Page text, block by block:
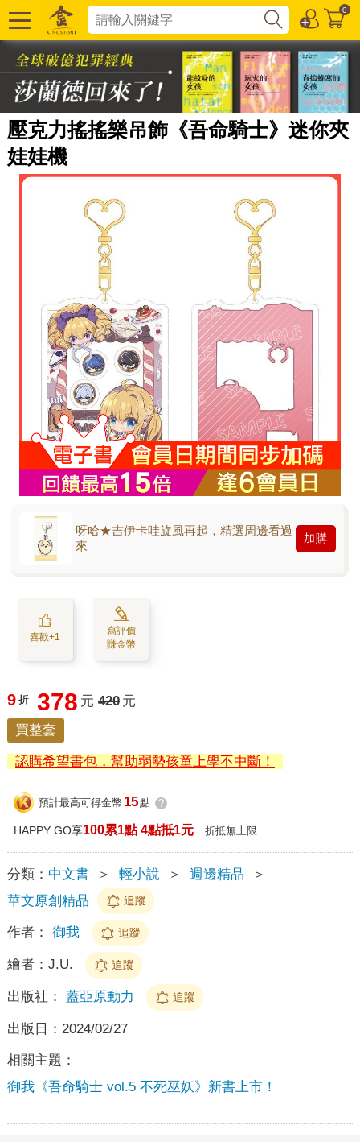
0
壓克力搖搖樂吊飾《吾命騎士》迷你夾
娃娃機
呀哈★吉伊卡哇旋風再起，精選周邊看過
來
加購
喜歡+1
寫評價
賺金幣
9 折 378 元 420 元
買整套
認購希望書包，幫助弱勢孩童上學不中斷！
預計最高可得金幣 15點 ?
HAPPY GO享100累1點 4點抵1元 折抵無上限
分類： 中文書 ＞ 輕小說 ＞ 週邊精品
＞
華文原創精品
追蹤
作者： 御我 追蹤
繪者： J.U. 追蹤
出版社： 蓋亞原動力 追蹤
出版日： 2024/02/27
相關主題：
御我《吾命騎士 vol.5 不死巫妖》新書上市！